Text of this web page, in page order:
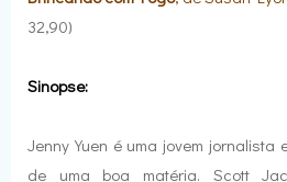
32,90)
Sinopse:
Jenny Yuen é uma jovem jornalista
de uma boa matéria. Scott